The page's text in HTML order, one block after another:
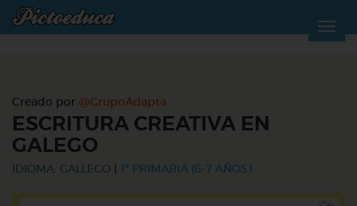
Creado por @GrupoAdapta
ESCRITURA CREATIVA EN
GALEGO
IDIOMA: GALLEGO 1º PRIMARIA (6-7 AÑOS)